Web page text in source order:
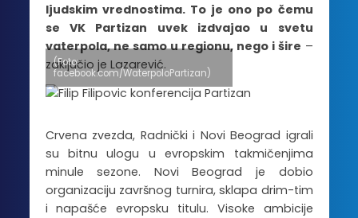
ljudskim vrednostima. To je ono po čemu
se VK Partizan uvek izdvajao u svetu
vaterpola, ne samo u regionu, nego i šire –
zaključio je Lazarević.
(Foto:
facebook.com/WaterpoloPartizan)
Crvena zvezda, Radnički i Novi Beograd igrali
su bitnu ulogu u evropskim takmičenjima
minule sezone. Novi Beograd je dobio
organizaciju završnog turnira, sklapa drim-tim
i napašće evropsku titulu. Visoke ambicije